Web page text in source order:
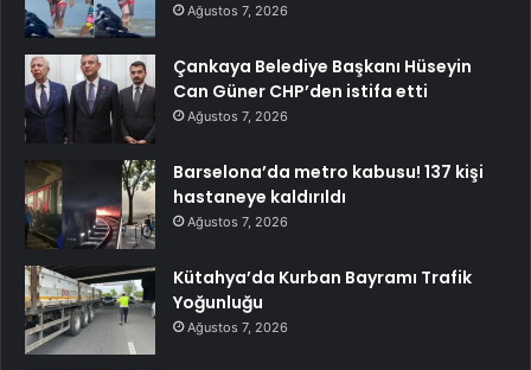
Ağustos 7, 2026
Çankaya Belediye Başkanı Hüseyin
Can Güner CHP’den istifa etti
Ağustos 7, 2026
Barselona’da metro kabusu! 137 kişi
hastaneye kaldırıldı
Ağustos 7, 2026
Kütahya’da Kurban Bayramı Trafik
Yoğunluğu
Ağustos 7, 2026